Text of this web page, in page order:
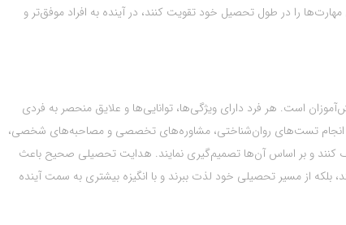
را در طول تحصیل خود تقویت کنند، در آینده به افراد موفق‌تر و
است. هر فرد دارای ویژگی‌ها، توانایی‌ها و علایق منحصر به فردی
انجام تست‌های روان‌شناختی، مشاوره‌های تخصصی و مصاحبه‌های شخصی،
کنند و بر اساس آن‌ها تصمیم‌گیری نمایند. هدایت تحصیلی صحیح باعث
از مسیر تحصیلی خود لذت ببرند و با انگیزه بیشتری به سمت آینده